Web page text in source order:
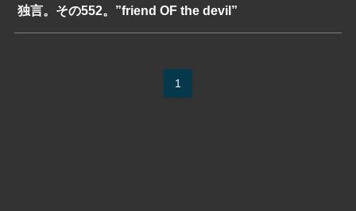
独言。その552。”friend OF the devil”
1